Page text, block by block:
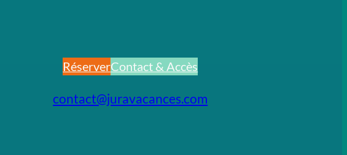
RéserverContact & Accès
contact@juravacances.com